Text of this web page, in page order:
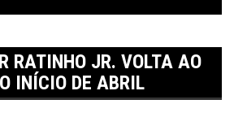
RATINHO JR. VOLTA AO
INÍCIO DE ABRIL